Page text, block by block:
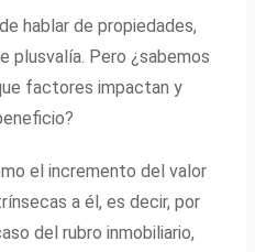
hablar de propiedades,
plusvalía. Pero ¿sabemos
factores impactan y
el incremento del valor
a él, es decir, por
del rubro inmobiliario,